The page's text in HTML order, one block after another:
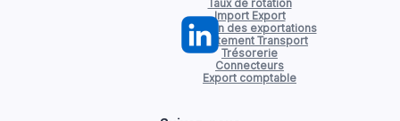
Taux de rotation
Import Export
Gestion des exportations
Affrètement Transport
Trésorerie
Connecteurs
Export comptable